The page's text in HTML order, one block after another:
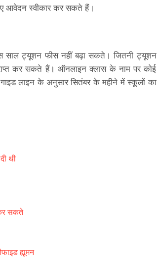
आवेदन स्वीकार कर सकते हैं।
साल ट्यूशन फीस नहीं बढ़ा सकते। जितनी ट्यूशन
कर सकते हैं। ऑनलाइन क्लास के नाम पर कोई
लाइन के अनुसार सितंबर के महीने में स्कूलों का
थी
सकते
ह्यूमन